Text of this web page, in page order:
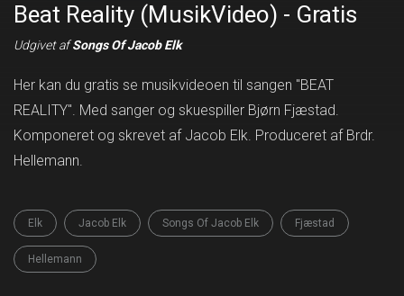
Beat Reality (MusikVideo) - Gratis
Udgivet afSongs Of Jacob Elk
Her kan du gratis se musikvideoen til sangen "BEAT
REALITY". Med sanger og skuespiller Bjørn Fjæstad.
Komponeret og skrevet af Jacob Elk. Produceret af Brdr.
Hellemann.
Elk Jacob Elk Songs Of Jacob Elk Fjæstad
Hellemann